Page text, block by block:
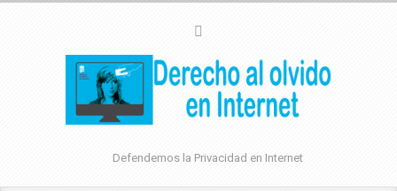
Defendemos la Privacidad en Internet